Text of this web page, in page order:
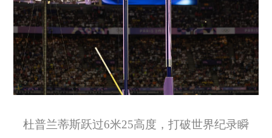
杜普兰蒂斯跃过6米25高度，打破世界纪录瞬